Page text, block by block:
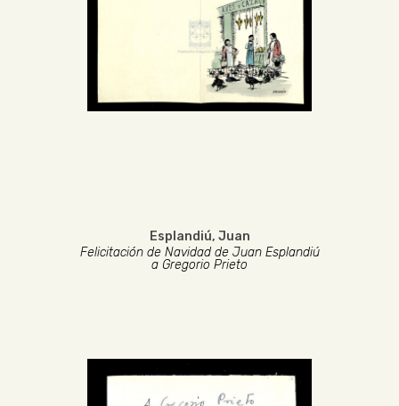
Esplandiú, Juan
Felicitación de Navidad de Juan Esplandiú
a Gregorio Prieto